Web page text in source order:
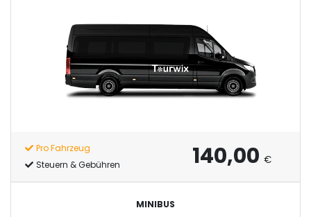
Pro Fahrzeug
Steuern & Gebühren
140,00 €
MINIBUS